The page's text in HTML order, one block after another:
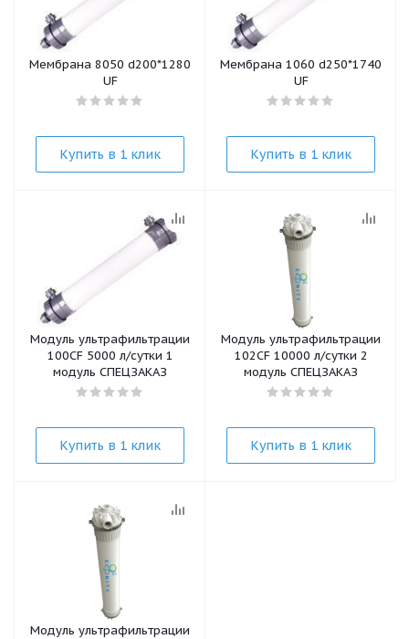
Мембрана 8050 d200*1280
UF
Купить в 1 клик
Мембрана 1060 d250*1740
UF
Купить в 1 клик
Модуль ультрафильтрации
100CF 5000 л/cутки 1
модуль СПЕЦЗАКАЗ
Купить в 1 клик
Модуль ультрафильтрации
102CF 10000 л/cутки 2
модуль СПЕЦЗАКАЗ
Купить в 1 клик
Модуль ультрафильтрации